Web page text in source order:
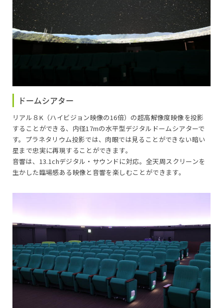
ドームシアター
リアル８K（ハイビジョン映像の16倍）の超高解像度映像を投影
することができる、内径17mの水平型デジタルドームシアターで
す。プラネタリウム投影では、肉眼では見ることができない暗い
星まで忠実に再現することができます。
音響は、13.1chデジタル・サウンドに対応。全天周スクリーンを
生かした臨場感ある映像と音響を楽しむことができます。